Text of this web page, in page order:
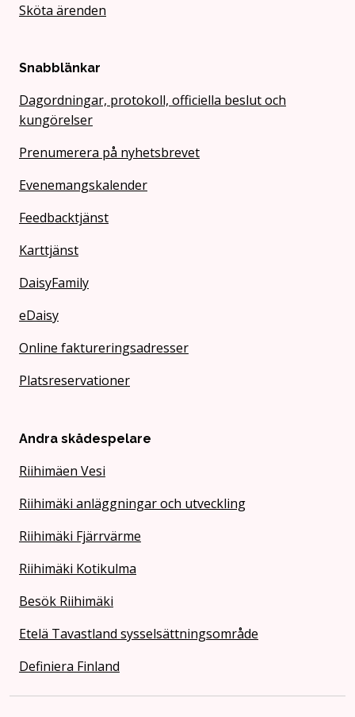
Sköta ärenden
Snabblänkar
Dagordningar, protokoll, officiella beslut och
kungörelser
Prenumerera på nyhetsbrevet
Evenemangskalender
Feedbacktjänst
Karttjänst
DaisyFamily
eDaisy
Online faktureringsadresser
Platsreservationer
Andra skådespelare
Riihimäen Vesi
Riihimäki anläggningar och utveckling
Riihimäki Fjärrvärme
Riihimäki Kotikulma
Besök Riihimäki
Etelä Tavastland sysselsättningsområde
Definiera Finland